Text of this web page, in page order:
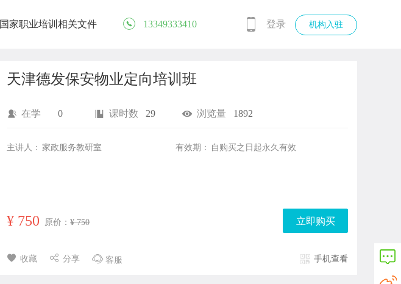
国家职业培训相关文件 13349333410 登录 机构入驻
天津德发保安物业定向培训班
在学 0 课时数 29 浏览量 1892
主讲人： 家政服务教研室 有效期： 自购买之日起永久有效
¥ 750 原价： ¥ 750 立即购买
收藏 分享 客服 手机查看